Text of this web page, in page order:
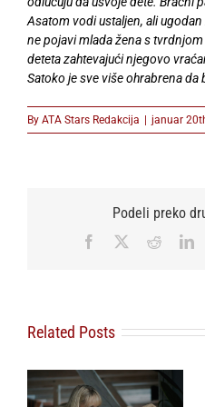
Asatom vodi ustaljen, ali
ne pojavi mlada žena s
deteta zahtevajući njegovo
Satoko je sve više ohrabrena da
By ATA Stars Redakcija | januar
Podeli preko
Facebook Reddit
Related Posts
Film „3 nedelje